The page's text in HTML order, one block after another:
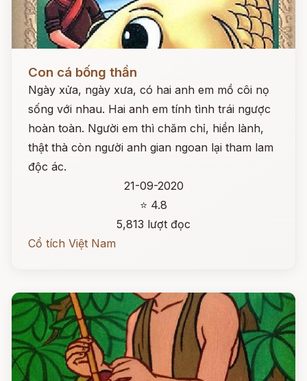
Con cá bống thần
Ngày xửa, ngày xưa, có hai anh em mồ côi nọ
sống với nhau. Hai anh em tính tình trái ngược
hoàn toàn. Người em thì chăm chỉ, hiền lành,
thật thà còn người anh gian ngoan lại tham lam
độc ác.
21-09-2020
⭐ 4.8
5,813 lượt đọc
Cổ tích Việt Nam